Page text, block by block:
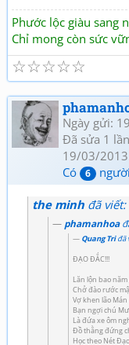
Phước lộc giàu sang
Chỉ mong còn sức
☆
☆
☆
☆
☆
Ngày gửi:
Đã sửa 1
19/03/
Có
6
the minh đã viết:
phamanhoa
Quang Triđã
ĐẠO ĐẮC!!!
Lăn lộn bao
Chở đào rước
Vợ khen lão
Bạn ngợi chú
Là đứa xe ôm
Đồ thằng đứng
Học theo Nét